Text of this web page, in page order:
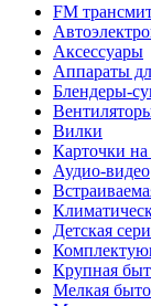
FM
Аксессуары
Аппараты
Блендеры-
Вилки
Карточки на
Аудио-видео
Детская
Крупная
Мелкая